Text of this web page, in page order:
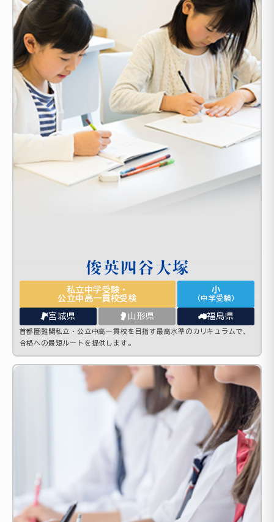
私立中学受験・
公立中高一貫校受検
小
（中学受験）
宮城県 山形県 福島県
首都圏難関私立・公立中高一貫校を目指す最高水準のカリキュラムで、
合格への最短ルートを提供します。